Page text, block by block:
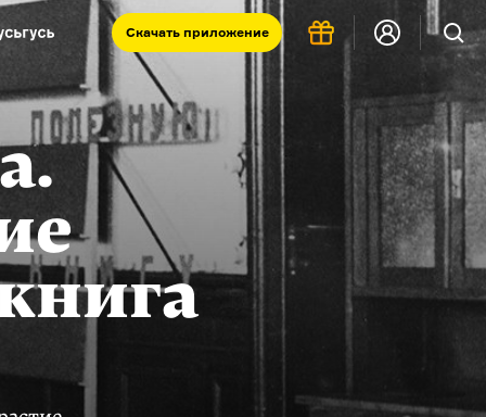
Скачать приложение
Запад и Восток: история культур
Что такое античность